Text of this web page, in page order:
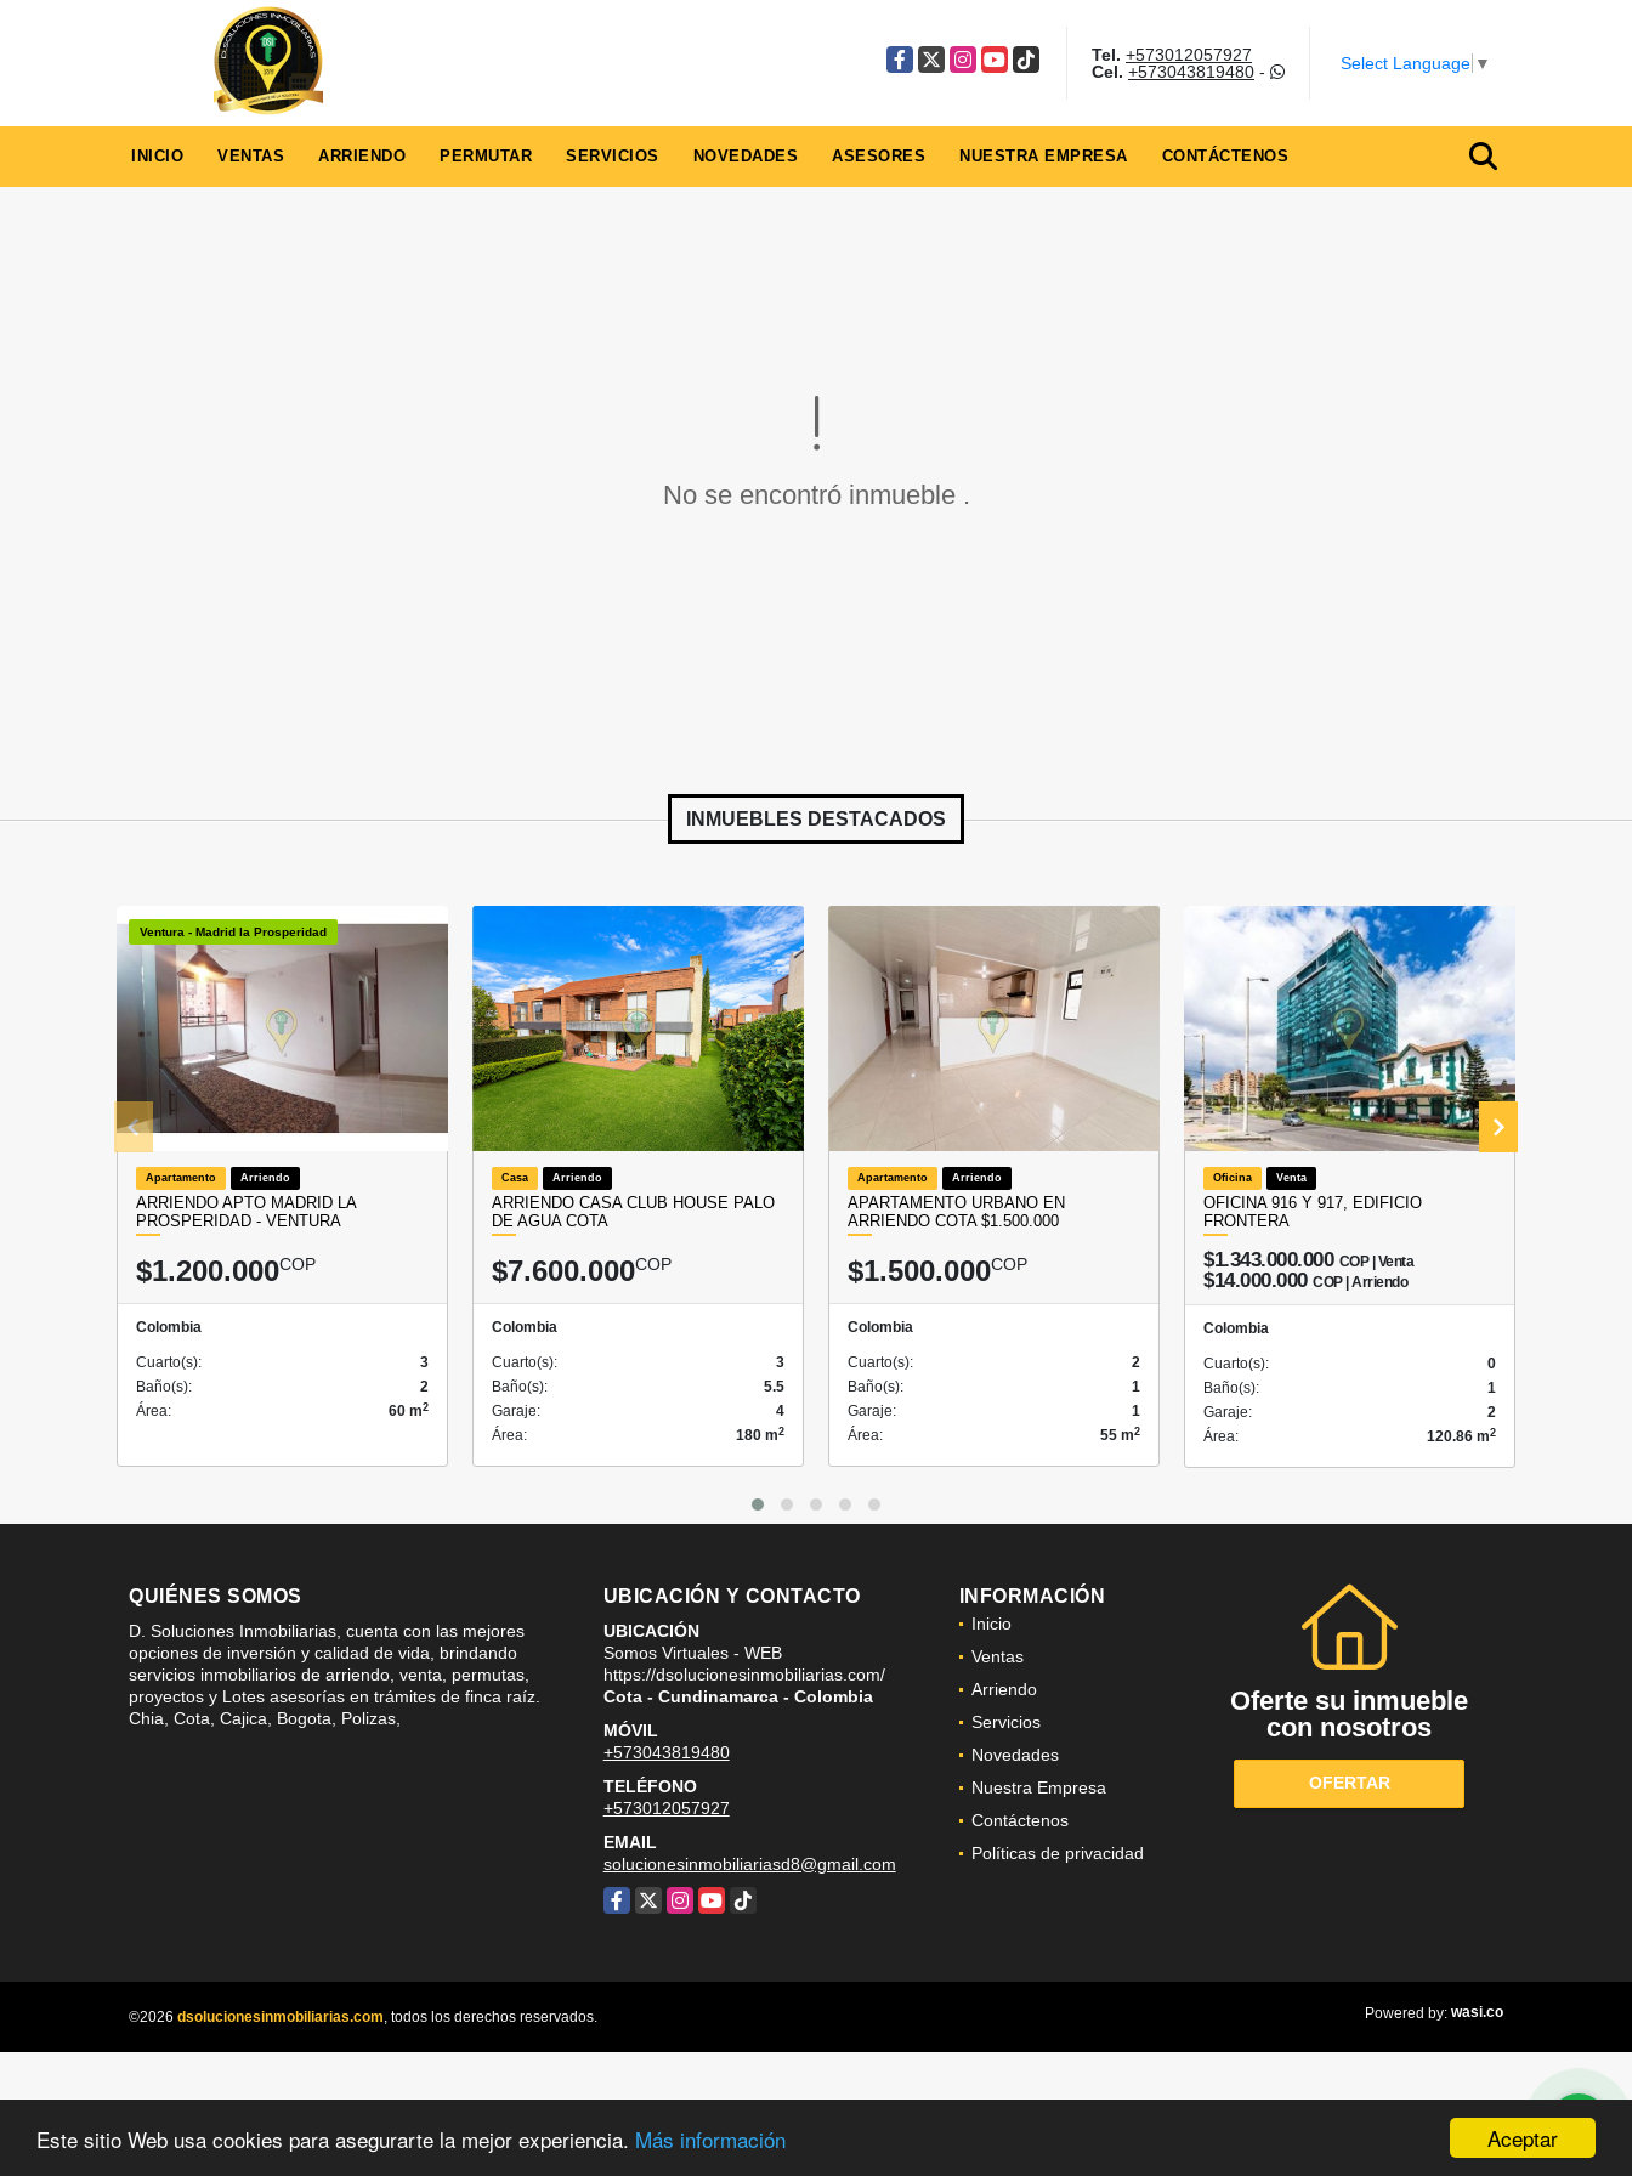
Aceptar
Este sitio Web usa cookies para asegurarte la mejor experiencia. Más información
Facebook
X Instagram
YouTube
TikTok Tel. +573012057927
Cel. +573043819480- Select Language ▼
INICIO VENTAS ARRIENDO PERMUTAR SERVICIOS NOVEDADES ASESORES NUESTRA EMPRESA CONTÁCTENOS
No se encontró inmueble .
INMUEBLES DESTACADOS
Ventura - Madrid la Prosperidad
Apartamento Arriendo
ARRIENDO APTO MADRID LA
PROSPERIDAD - VENTURA
$1.200.000COP
Colombia
Cuarto(s):
3
Baño(s):
2
Área:
60 m2
Casa Arriendo
ARRIENDO CASA CLUB HOUSE PALO
DE AGUA COTA
$7.600.000COP
Colombia
Cuarto(s):
3
Baño(s):
5.5
Garaje:
4
Área:
180 m2
Apartamento Arriendo
APARTAMENTO URBANO EN
ARRIENDO COTA $1.500.000
$1.500.000COP
Colombia
Cuarto(s):
2
Baño(s):
1
Garaje:
1
Área:
55 m2
Oficina Venta
OFICINA 916 Y 917, EDIFICIO
FRONTERA
$1.343.000.000 COP | Venta
$14.000.000 COP | Arriendo
Colombia
Cuarto(s):
0
Baño(s):
1
Garaje:
2
Área:
120.86 m2
QUIÉNES SOMOS
D. Soluciones Inmobiliarias, cuenta con las mejores
opciones de inversión y calidad de vida, brindando
servicios inmobiliarios de arriendo, venta, permutas,
proyectos y Lotes asesorías en trámites de finca raíz.
Chia, Cota, Cajica, Bogota, Polizas,
UBICACIÓN Y CONTACTO
UBICACIÓN
Somos Virtuales - WEB
https://dsolucionesinmobiliarias.com/
Cota - Cundinamarca - Colombia
MÓVIL
+573043819480
TELÉFONO
+573012057927
EMAIL
solucionesinmobiliariasd8@gmail.com
Facebook
X Instagram
YouTube
TikTok
INFORMACIÓN
Inicio
Ventas
Arriendo
Servicios
Novedades
Nuestra Empresa
Contáctenos
Políticas de privacidad
Oferte su inmueble
con nosotros
OFERTAR
©2026 dsolucionesinmobiliarias.com, todos los derechos reservados. Powered by: wasi.co